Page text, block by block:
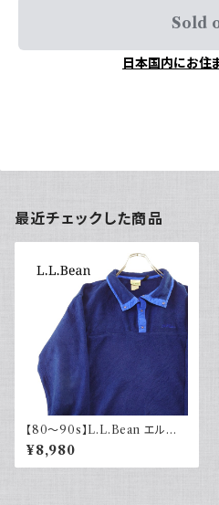
Sold
日本国内にお住
最近チェックした商品
【80～90s】L.L.Bean エルエ
ルビーン フリース 青 紺 筆記体
ロゴ
¥8,980